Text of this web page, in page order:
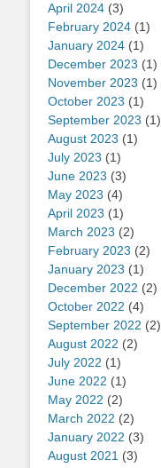
April 2024 (3)
February 2024 (1)
January 2024 (1)
December 2023 (1)
November 2023 (1)
October 2023 (1)
September 2023 (1)
August 2023 (1)
July 2023 (1)
June 2023 (3)
May 2023 (4)
April 2023 (1)
March 2023 (2)
February 2023 (2)
January 2023 (1)
December 2022 (2)
October 2022 (4)
September 2022 (2)
August 2022 (2)
July 2022 (1)
June 2022 (1)
May 2022 (2)
March 2022 (2)
January 2022 (3)
August 2021 (3)